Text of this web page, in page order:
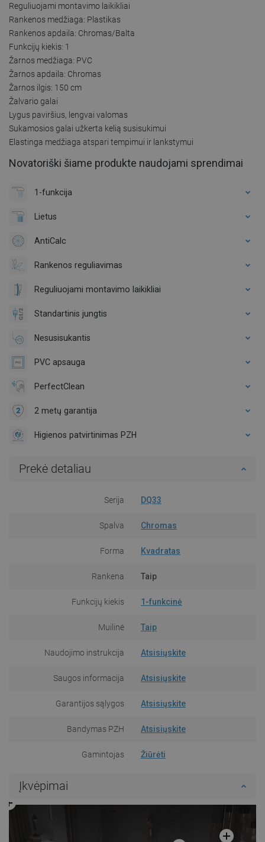
Reguliuojami montavimo laikikliai
Rankenos medžiaga: Plastikas
Rankenos apdaila: Chromas/Balta
Funkcijų kiekis: 1
Žarnos medžiaga: PVC
Žarnos apdaila: Chromas
Žarnos ilgis: 150 cm
Žalvario galai
Lygus paviršius, lengvai valomas
Sukamosios galai užkerta kelią susisukimui
Elastinga medžiaga atspari tempimui ir lankstymui
Novatoriški šiame produkte naudojami sprendimai
1-funkcija
Lietus
AntiCalc
Rankenos reguliavimas
Reguliuojami montavimo laikikliai
Standartinis jungtis
Nesusisukantis
PVC apsauga
PerfectClean
2 metų garantija
Higienos patvirtinimas PZH
Prekė detaliau
Serija DQ33
Spalva Chromas
Forma Kvadratas
Rankena Taip
Funkcijų kiekis 1-funkcinė
Muilinė Taip
Naudojimo instrukcija Atsisiųskite
Saugos informacija Atsisiųskite
Garantijos sąlygos Atsisiųskite
Bandymas PZH Atsisiųskite
Gamintojas Žiūrėti
Įkvėpimai